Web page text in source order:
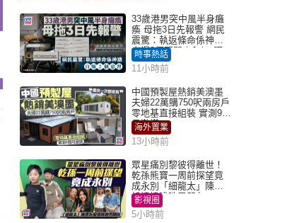
33歲港男突中風半身癱
瘓 母拖3日先報警 網民
震驚：執返條命係神蹟
自爆2個惡習｜Juicy叮
時事熱話
11小時前
中國預製屋熱銷美澳墨
夫婦22萬購750呎兩房戶
零地基直接組裝 實測9個
月激讚
海外置業
13小時前
眾星痛別黎彼得離世！
乾孫熊寶一周前探望竟
成永別「細龍太」陳思
圻淚憶唉吔男朋友
影視圈
5小時前